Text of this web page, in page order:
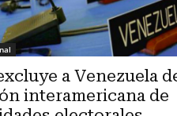
a Venezuela
interamericana de